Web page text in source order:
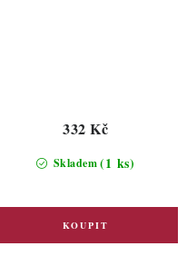
Skladem(1 ks)
332 Kč